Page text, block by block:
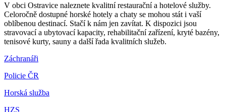
V obci Ostravice naleznete kvalitní restaurační a hotelové služby.
Celoročně dostupné horské hotely a chaty se mohou stát i vaší
oblíbenou destinací. Stačí k nám jen zavítat. K dispozici jsou
stravovací a ubytovací kapacity, rehabilitační zařízení, kryté bazény,
tenisové kurty, sauny a další řada kvalitních služeb.
Záchranáři
Policie ČR
Horská služba
HZS